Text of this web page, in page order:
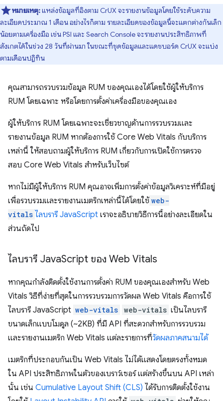
หมายเหตุ:แหล่งข้อมูลที่อิงตาม CrUX จะรายงานข้อมูลโดยใช้ระดับความ
ละเอียดประมาณ 1 เดือน อย่างไรก็ตาม รายละเอียดของข้อมูลนี้จะแตกต่างกันเล็ก
น้อยตามเครื่องมือ เช่น PSI และ Search Console จะรายงานประสิทธิภาพที่
สังเกตได้ในช่วง 28 วันที่ผ่านมา ในขณะที่ชุดข้อมูลและแดชบอร์ด CrUX จะแบ่ง
ตามเดือนปฏิทิน
คุณสามารถรวบรวมข้อมูล RUM ของคุณเองได้โดยใช้ผู้ให้บริการ
RUM โดยเฉพาะ หรือโดยการตั้งค่าเครื่องมือของคุณเอง
ผู้ให้บริการ RUM โดยเฉพาะจะเชี่ยวชาญด้านการรวบรวมและ
รายงานข้อมูล RUM หากต้องการใช้ Core Web Vitals กับบริการ
เหล่านี้ ให้สอบถามผู้ให้บริการ RUM เกี่ยวกับการเปิดใช้การตรวจ
สอบ Core Web Vitals สำหรับเว็บไซต์
หากไม่มีผู้ให้บริการ RUM คุณอาจเพิ่มการตั้งค่าข้อมูลวิเคราะห์ที่มีอยู่
เพื่อรวบรวมและรายงานเมตริกเหล่านี้ได้โดยใช้ web-
vitals ไลบรารี JavaScript เราจะอธิบายวิธีการนี้อย่างละเอียดใน
ส่วนถัดไป
ไลบรารี JavaScript ของ Web Vitals
หากคุณกำลังติดตั้งใช้งานการตั้งค่า RUM ของคุณเองสำหรับ Web
Vitals วิธีที่ง่ายที่สุดในการรวบรวมการวัดผล Web Vitals คือการใช้
ไลบรารี JavaScript web-vitals web-vitals เป็นไลบรารี
ขนาดเล็กแบบโมดูล (~2KB) ที่มี API ที่สะดวกสำหรับการรวบรวม
และรายงานเมตริก Web Vitals แต่ละรายการที่วัดผลภาคสนามได้
เมตริกที่ประกอบกันเป็น Web Vitals ไม่ได้แสดงโดยตรงทั้งหมด
ใน API ประสิทธิภาพในตัวของเบราว์เซอร์ แต่สร้างขึ้นบน API เหล่า
นั้น เช่น Cumulative Layout Shift (CLS) ได้รับการติดตั้งใช้งาน